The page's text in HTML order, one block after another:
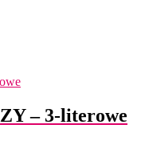
– 3-literowe